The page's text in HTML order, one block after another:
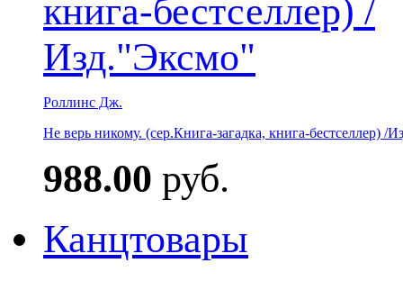
Роллинс Дж.
Не верь никому. (сер.Книга-загадка, книга-бестселлер) /
988.00 руб.
Канцтовары